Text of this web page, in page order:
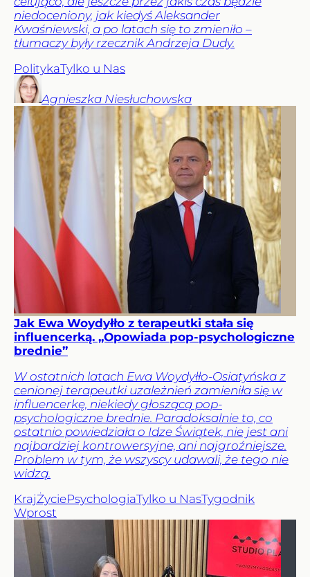
niedoceniony, jak kiedyś Aleksander
Kwaśniewski, a po latach się to zmieniło –
tłumaczy były rzecznik Andrzeja Dudy.
PolitykaTylko u Nas
Agnieszka Niesłuchowska
Jak Ewa Woydyłło z terapeutki stała się
influencerką. „Opowiada pop-psychologiczne
brednie”
W ostatnich latach Ewa Woydyłło-Osiatyńska z
cenionej terapeutki uzależnień zamieniła się w
influencerkę, niekiedy głoszącą pop-
psychologiczne brednie. Paradoksalnie to, co
ostatnio powiedziała o Idze Świątek, nie jest ani
najbardziej kontrowersyjne, ani najgroźniejsze.
Problem w tym, że wszyscy udawali, że tego nie
widzą.
KrajŻyciePsychologiaTylko u NasTygodnik
Wprost